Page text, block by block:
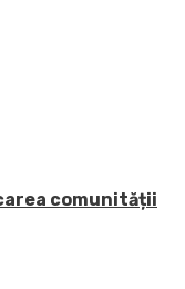
comunității